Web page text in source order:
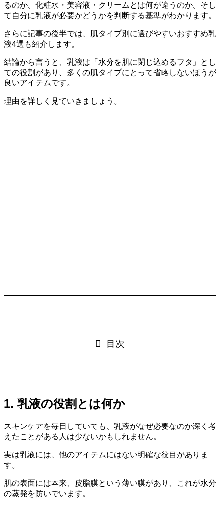
るのか、化粧水・美容液・クリームとは何が違うのか、そし
て自分に乳液が必要かどうかを判断する基準がわかります。
さらに記事の後半では、肌タイプ別に選びやすいおすすめ乳
液4選も紹介します。
結論から言うと、乳液は「水分を肌に閉じ込めるフタ」とし
ての役割があり、多くの肌タイプにとって省略しないほうが
良いアイテムです。
理由を詳しく見ていきましょう。
目次
1. 乳液の役割とは何か
スキンケアを毎日していても、乳液がなぜ必要なのか深く考
えたことがある人は少ないかもしれません。
実は乳液には、他のアイテムにはない明確な役目がありま
す。
肌の表面には本来、皮脂膜という薄い膜があり、これが水分
の蒸発を防いでいます。